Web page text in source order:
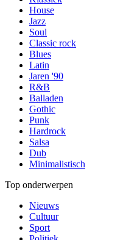
House
Jazz
Soul
Classic rock
Blues
Latin
Jaren '90
R&B
Balladen
Gothic
Punk
Hardrock
Salsa
Dub
Minimalistisch
Top onderwerpen
Nieuws
Cultuur
Sport